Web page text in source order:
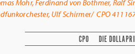
Mohr, Ferdinand von Bothmer, Ralf
Ulf Schirmer/ CPO
CPO DIE